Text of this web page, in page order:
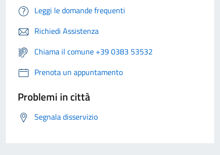
Leggi le domande frequenti
Richiedi Assistenza
Chiama il comune +39 0383 53532
Prenota un appuntamento
Problemi in città
Segnala disservizio